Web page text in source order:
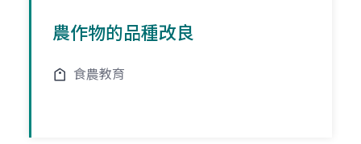
農作物的品種改良
食農教育